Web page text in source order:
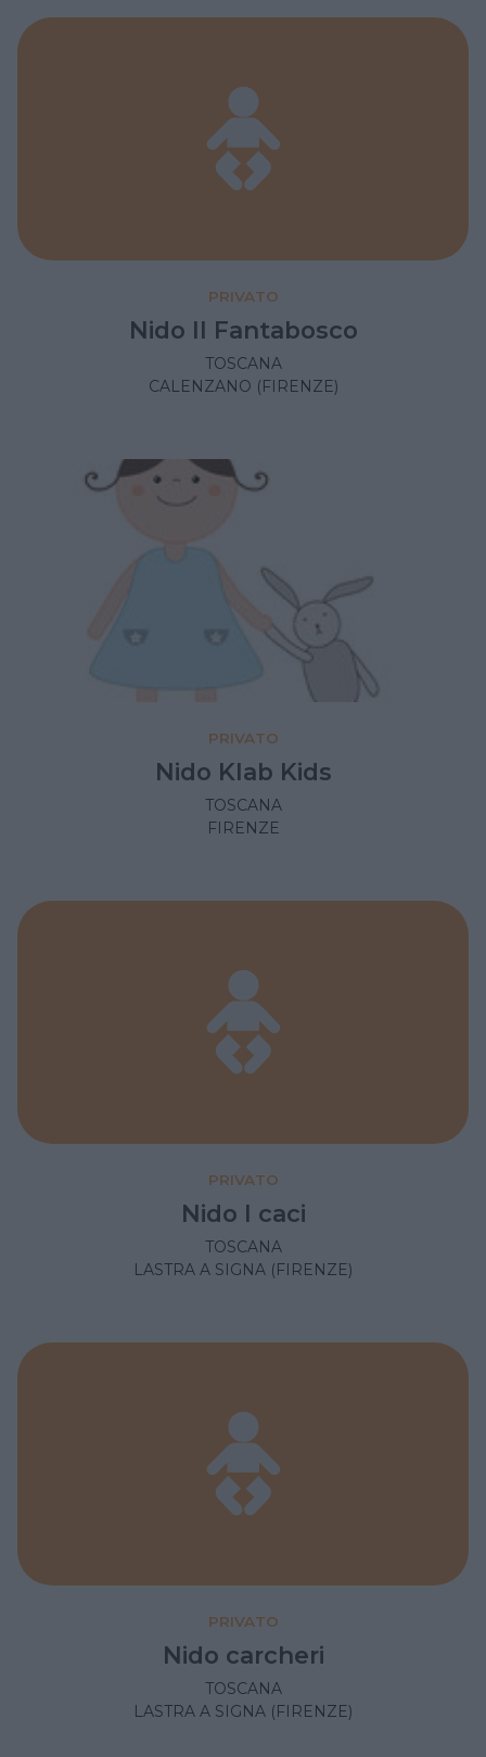
PRIVATO
Nido Il Fantabosco
TOSCANA
CALENZANO (FIRENZE)
PRIVATO
Nido Klab Kids
TOSCANA
FIRENZE
PRIVATO
Nido I caci
TOSCANA
LASTRA A SIGNA (FIRENZE)
PRIVATO
Nido carcheri
TOSCANA
LASTRA A SIGNA (FIRENZE)